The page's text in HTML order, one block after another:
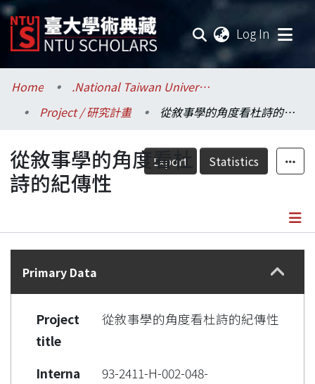
Log In
Communities & Collections
Research Outputs
Fundings & Projects
Researchers
Statistics
Home
.National Taiwan University / 國立臺灣大學
Project / 研究計畫
從敘事學的角度看杜詩的紀傳性
Export Statistics
從敘事學的角度看杜
詩的紀傳性
Details
Primary Data
Project
title
從敘事學的角度看杜詩的紀傳性
Interna
93-2411-H-002-048-